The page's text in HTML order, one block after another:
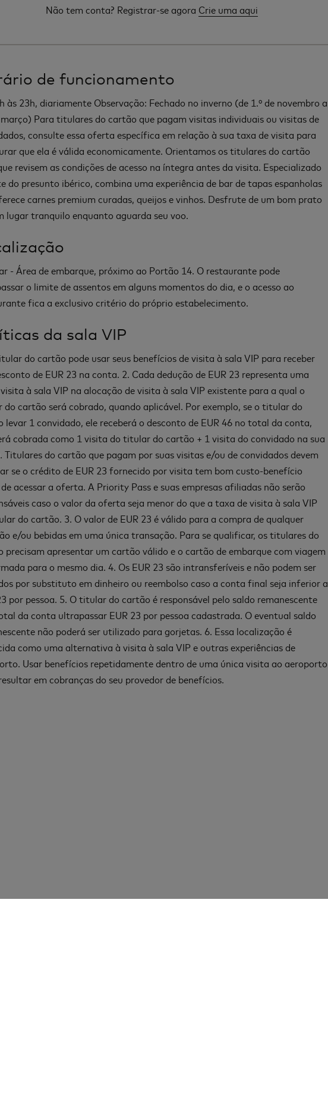
Não tem conta? Registrar-se agora Crie uma aqui
de funcionamento
às 23h, diariamente Observação: Fechado no inverno (de 1.º de novembro a
Para titulares do cartão que pagam visitas individuais ou visitas de
consulte essa oferta específica em relação à sua taxa de visita para
que ela é válida economicamente. Orientamos os titulares do cartão
revisem as condições de acesso na íntegra antes da visita. Especializado
do presunto ibérico, combina uma experiência de bar de tapas espanholas
carnes premium curadas, queijos e vinhos. Desfrute de um bom prato
lugar tranquilo enquanto aguarda seu voo.
- Área de embarque, próximo ao Portão 14. O restaurante pode
o limite de assentos em alguns momentos do dia, e o acesso ao
fica a exclusivo critério do próprio estabelecimento.
da sala VIP
do cartão pode usar seus benefícios de visita à sala VIP para receber
de EUR 23 na conta. 2. Cada dedução de EUR 23 representa uma
à sala VIP na alocação de visita à sala VIP existente para a qual o
cartão será cobrado, quando aplicável. Por exemplo, se o titular do
levar 1 convidado, ele receberá o desconto de EUR 46 no total da conta,
cobrada como 1 visita do titular do cartão + 1 visita do convidado na sua
Titulares do cartão que pagam por suas visitas e/ou de convidados devem
se o crédito de EUR 23 fornecido por visita tem bom custo-benefício
acessar a oferta. A Priority Pass e suas empresas afiliadas não serão
caso o valor da oferta seja menor do que a taxa de visita à sala VIP
do cartão. 3. O valor de EUR 23 é válido para a compra de qualquer
e/ou bebidas em uma única transação. Para se qualificar, os titulares do
precisam apresentar um cartão válido e o cartão de embarque com viagem
para o mesmo dia. 4. Os EUR 23 são intransferíveis e não podem ser
por substituto em dinheiro ou reembolso caso a conta final seja inferior a
por pessoa. 5. O titular do cartão é responsável pelo saldo remanescente
da conta ultrapassar EUR 23 por pessoa cadastrada. O eventual saldo
não poderá ser utilizado para gorjetas. 6. Essa localização é
como uma alternativa à visita à sala VIP e outras experiências de
Usar benefícios repetidamente dentro de uma única visita ao aeroporto
em cobranças do seu provedor de benefícios.